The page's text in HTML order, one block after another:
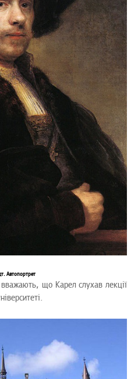
Автопортрет
вважають, що Карел слухав лекції